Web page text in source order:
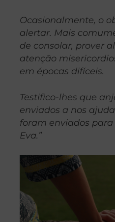
Ocasionalmente, o
alertar. Mais
de consolar, prover
atenção
em épocas difíceis.
Testifico-lhes que
enviados a nos
foram enviados
Eva.”